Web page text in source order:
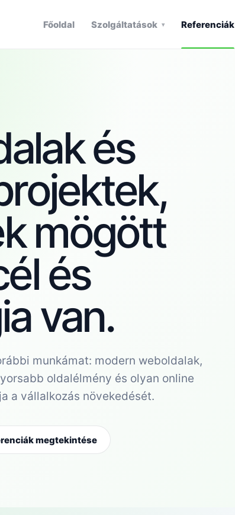
Főoldal Szolgáltatások ▾ Referenciák
és
mögött
és
van.
munkámat: modern weboldalak,
oldalélmény és olyan online
a vállalkozás növekedését.
megtekintése